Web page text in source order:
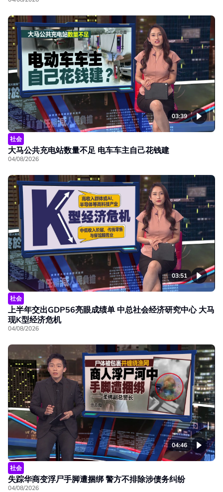
03:39
社会
大马公共充电站数量不足 电车车主自己花钱建
04/08/2026
03:51
社会
上半年交出GDP56亮眼成绩单 中总社会经济研究中心 大马
现K型经济危机
04/08/2026
04:46
社会
失踪华商变浮尸手脚遭捆绑 警方不排除涉债务纠纷
04/08/2026